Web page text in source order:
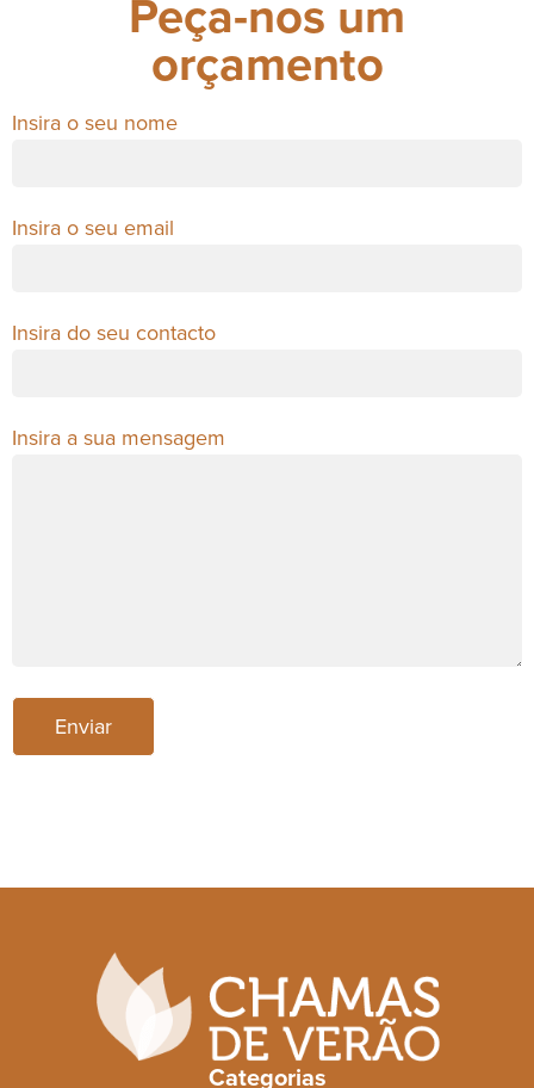
Peça-nos um
orçamento
Insira o seu nome
Insira o seu email
Insira do seu contacto
Insira a sua mensagem
Enviar
Categorias